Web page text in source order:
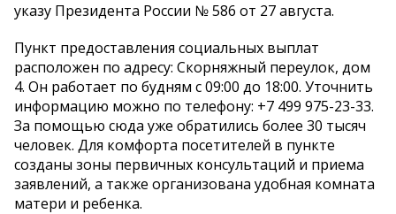
указу Президента России № 586 от 27 августа.
Пункт предоставления социальных выплат
расположен по адресу: Скорняжный переулок, дом
4. Он работает по будням с 09:00 до 18:00. Уточнить
информацию можно по телефону: +7 499 975-23-33.
За помощью сюда уже обратились более 30 тысяч
человек. Для комфорта посетителей в пункте
созданы зоны первичных консультаций и приема
заявлений, а также организована удобная комната
матери и ребенка.